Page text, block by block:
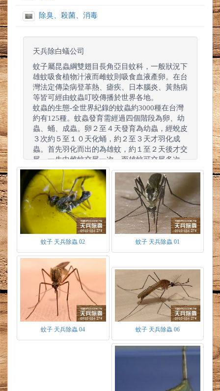
除臭、殺菌、消毒
天兵除白蟻公司
蚊子屬昆蟲綱雙翅目長角亞目蚊科，一般狀況下
雄蚊吸食植物汁液而雌蚊則吸食血液產卵。在台
灣法定傳染病登革熱、瘧疾、日本腦炎、黃熱病
等皆可經由蚊蟲叮咬傳播於世界各地。
蚊蟲的生態-全世界紀錄的蚊蟲約3000種在台灣
約有125種。蚊蟲發育需經過四個階段為卵、幼
蟲、蛹、成蟲。卵２至４天發育為幼蟲，經蛻皮
３次約５至１０天化蛹，約２至３天才羽化成
蟲。首先羽化而出的為雄蚊，約１至２天後才交
尾。一生中雌蚊交尾一次，而雄蚊可交尾多次。
交尾過程中一群雄蚊會在空中飛舞吸引雌蚊飛入
交尾，整個過程只需要１５秒即可完成。
卵-為白色約０.５毫米長０.２毫米寬大多呈橢圓
形，產下２小時後轉為暗色。以斑蚊為例卵產於
水邊上或容器內壁，可耐旱長達１年。家蚊則將
卵年呈塊狀產於水面。瘧蚊卵呈舟行，兩側具浮
-又稱孑孓，分頭、胸、腹三部份具有口
刷，利用口刷迅速搧動使水流通過口器而取使水
中食物，除瘧蚊外具有呼吸管，因呼吸幼蟲常懸
掛於水面，斑蚊呼吸管較短呼吸時與水面呈類似
垂直樣。家蚊因呼吸管長與水面呈現４５度。瘧
蚊子 天兵除蟲 02 蚊子 天兵除蟲 01
蚊子 天兵除蟲 04 蚊子 天兵除蟲 06